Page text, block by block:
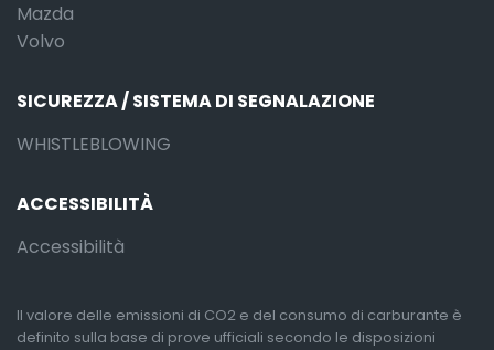
Mazda
Volvo
SICUREZZA / SISTEMA DI SEGNALAZIONE
WHISTLEBLOWING
ACCESSIBILITÀ
Accessibilità
Il valore delle emissioni di CO2 e del consumo di carburante è
definito sulla base di prove ufficiali secondo le disposizioni